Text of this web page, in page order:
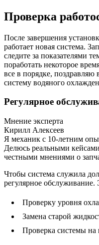
Проверка
После завершения
работает новая система.
следите за показателями
поработать некоторое
все в порядке,
систему водяного
Регулярное
Мнение эксперта
Кирилл Алексеев
Я механик с 10-летним
Делюсь реальными
честными мнениями о
Чтобы система служила
регулярное обслуживание.
Проверку уровня
Замена старой
Проверка системы на